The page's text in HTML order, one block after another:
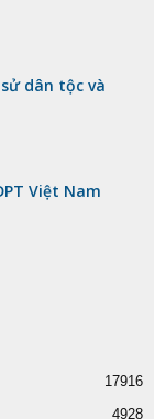
dân tộc và
Việt Nam
17916
4928